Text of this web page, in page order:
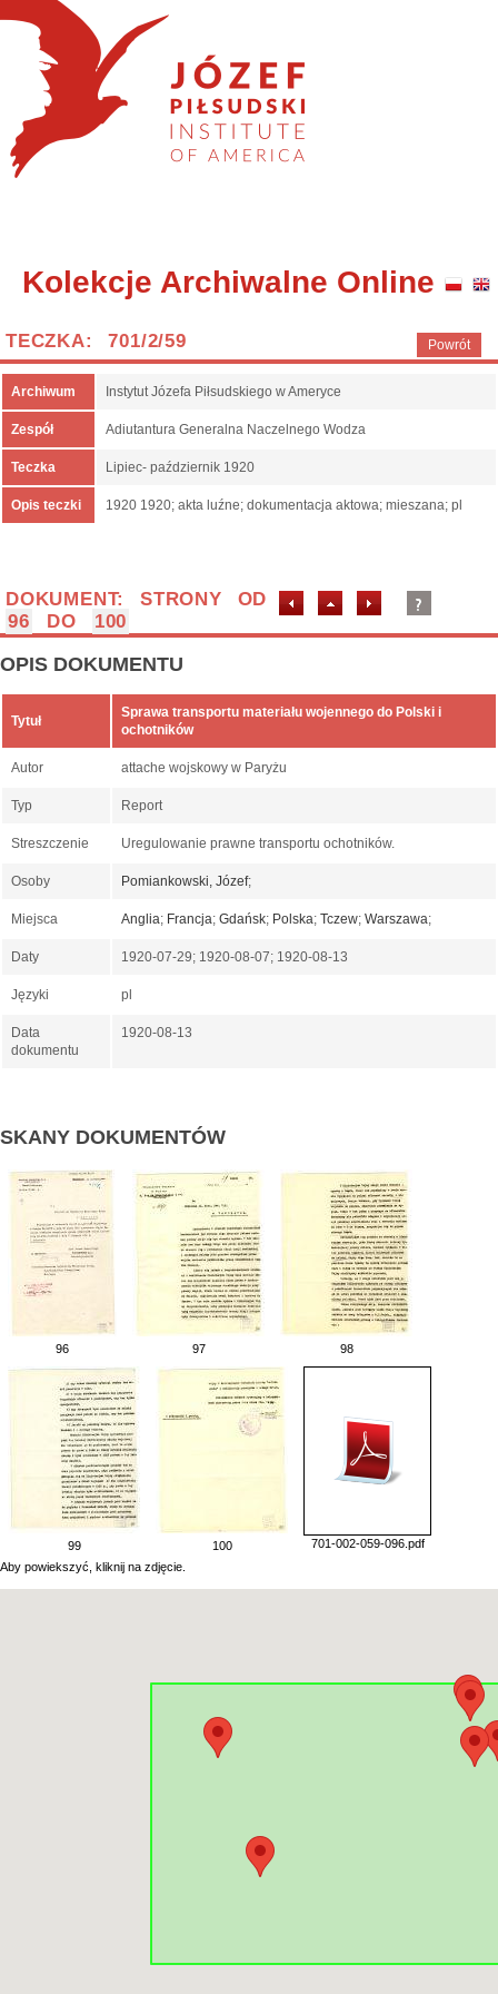
Kolekcje Archiwalne Online
Powrót
TECZKA: 701/2/59
Archiwum Instytut Józefa Piłsudskiego w Ameryce
Zespół Adiutantura Generalna Naczelnego Wodza
Teczka Lipiec- październik 1920
Opis teczki 1920 1920; akta luźne; dokumentacja aktowa; mieszana; pl
DOKUMENT: STRONY OD
96
DO 100
OPIS DOKUMENTU
Tytuł
Sprawa transportu materiału wojennego do Polski i
ochotników
Autor attache wojskowy w Paryżu
Typ Report
Streszczenie Uregulowanie prawne transportu ochotników.
Osoby Pomiankowski, Józef;
Miejsca Anglia; Francja; Gdańsk; Polska; Tczew; Warszawa;
Daty 1920-07-29; 1920-08-07; 1920-08-13
Języki pl
Data
dokumentu
1920-08-13
SKANY DOKUMENTÓW
96 97 98
99 100
701-002-059-096.pdf
Aby powiekszyć, kliknij na zdjęcie.